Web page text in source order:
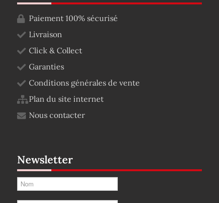
Paiement 100% sécurisé
Livraison
Click & Collect
Garanties
Conditions générales de vente
Plan du site internet
Nous contacter
Newsletter